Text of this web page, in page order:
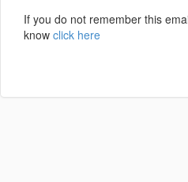
If you do not remember this
know click here